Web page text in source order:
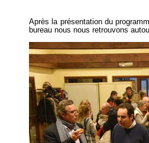
Après la présentation du
bureau nous nous retrouvons